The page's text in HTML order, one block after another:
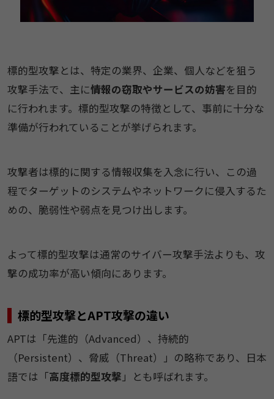
​標的型攻撃とは、特定の業界、企業、個人などを狙​う​
攻撃手法で​、主に情報​の窃取​や​サービスの妨害​を目的
に行われます。標的型​攻撃の特徴として、事前に十分な
準備が行われていることが挙げられます。​
​​攻撃者は​標的​に関する情報収集を入念に行い、この過
程でターゲットのシステムやネットワークに侵入するた
めの、脆弱性や弱点を見つけ出します。​
​​よって標的型攻撃は通常のサイバー攻撃手法よりも、攻
撃の成功率が高い傾向にあります。​
標的型攻撃とAPT攻撃の違い
​​APTは「先進的（Advanced）、持続的
（Persistent）、脅威（Threat）」の略称であり、日本
語では「​​高度標的型攻撃 ​​」とも呼ばれます。​